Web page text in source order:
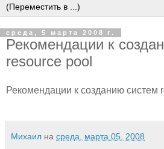
среда, 5 марта 2008 г.
Рекомендации к
resource pool
Рекомендации к созданию систем
Михаил на среда, марта 05, 2008